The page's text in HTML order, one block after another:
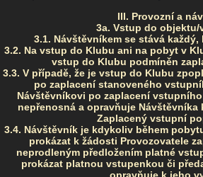
III. Provozní a
3a. Vstup do
3.1. Návštěvníkem se stává
3.2. Na vstup do Klubu ani na pobyt v
vstup do Klubu podmíněn
3.3. V případě, že je vstup do Klubu
po zaplacení stanoveného
Návštěvníkovi po zaplacení
nepřenosná a opravňuje
Zaplacený vstupní
3.4. Návštěvník je kdykoliv během
prokázat k žádosti Provozovatele
neprodleným předložením platné
prokázat platnou vstupenkou či
opravňuje k jeho